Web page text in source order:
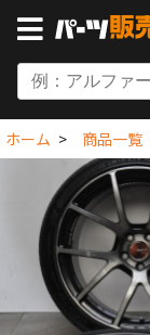
ホーム 商品一覧